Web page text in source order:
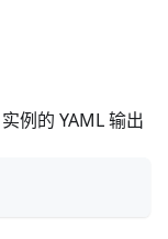
实例的 YAML 输出